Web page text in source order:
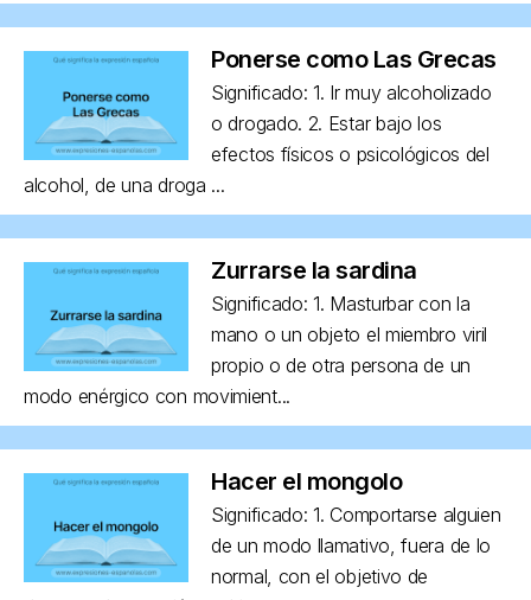
Ponerse como Las Grecas
Significado: 1. Ir muy alcoholizado
o drogado. 2. Estar bajo los
efectos físicos o psicológicos del
alcohol, de una droga ...
Zurrarse la sardina
Significado: 1. Masturbar con la
mano o un objeto el miembro viril
propio o de otra persona de un
modo enérgico con movimient...
Hacer el mongolo
Significado: 1. Comportarse alguien
de un modo llamativo, fuera de lo
normal, con el objetivo de